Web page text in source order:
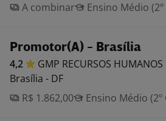
A combinar
Ensino Médio
Promotor(A) - Brasília
4,2 GMP RECURSOS HUMANOS
Brasília - DF
R$ 1.862,00
Ensino Médio (2º